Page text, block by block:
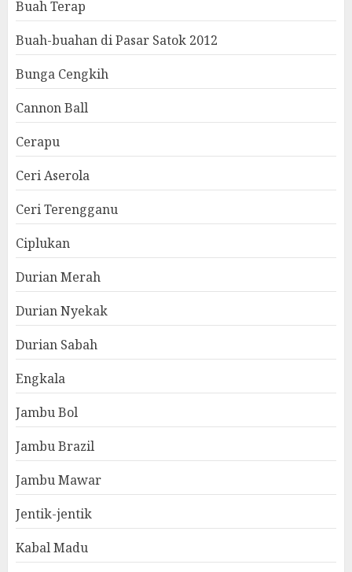
Buah Terap
Buah-buahan di Pasar Satok 2012
Bunga Cengkih
Cannon Ball
Cerapu
Ceri Aserola
Ceri Terengganu
Ciplukan
Durian Merah
Durian Nyekak
Durian Sabah
Engkala
Jambu Bol
Jambu Brazil
Jambu Mawar
Jentik-jentik
Kabal Madu